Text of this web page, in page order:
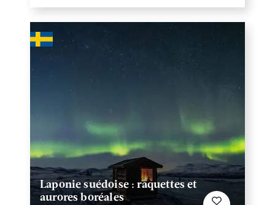
Laponie suédoise : raquettes et
aurores boréales